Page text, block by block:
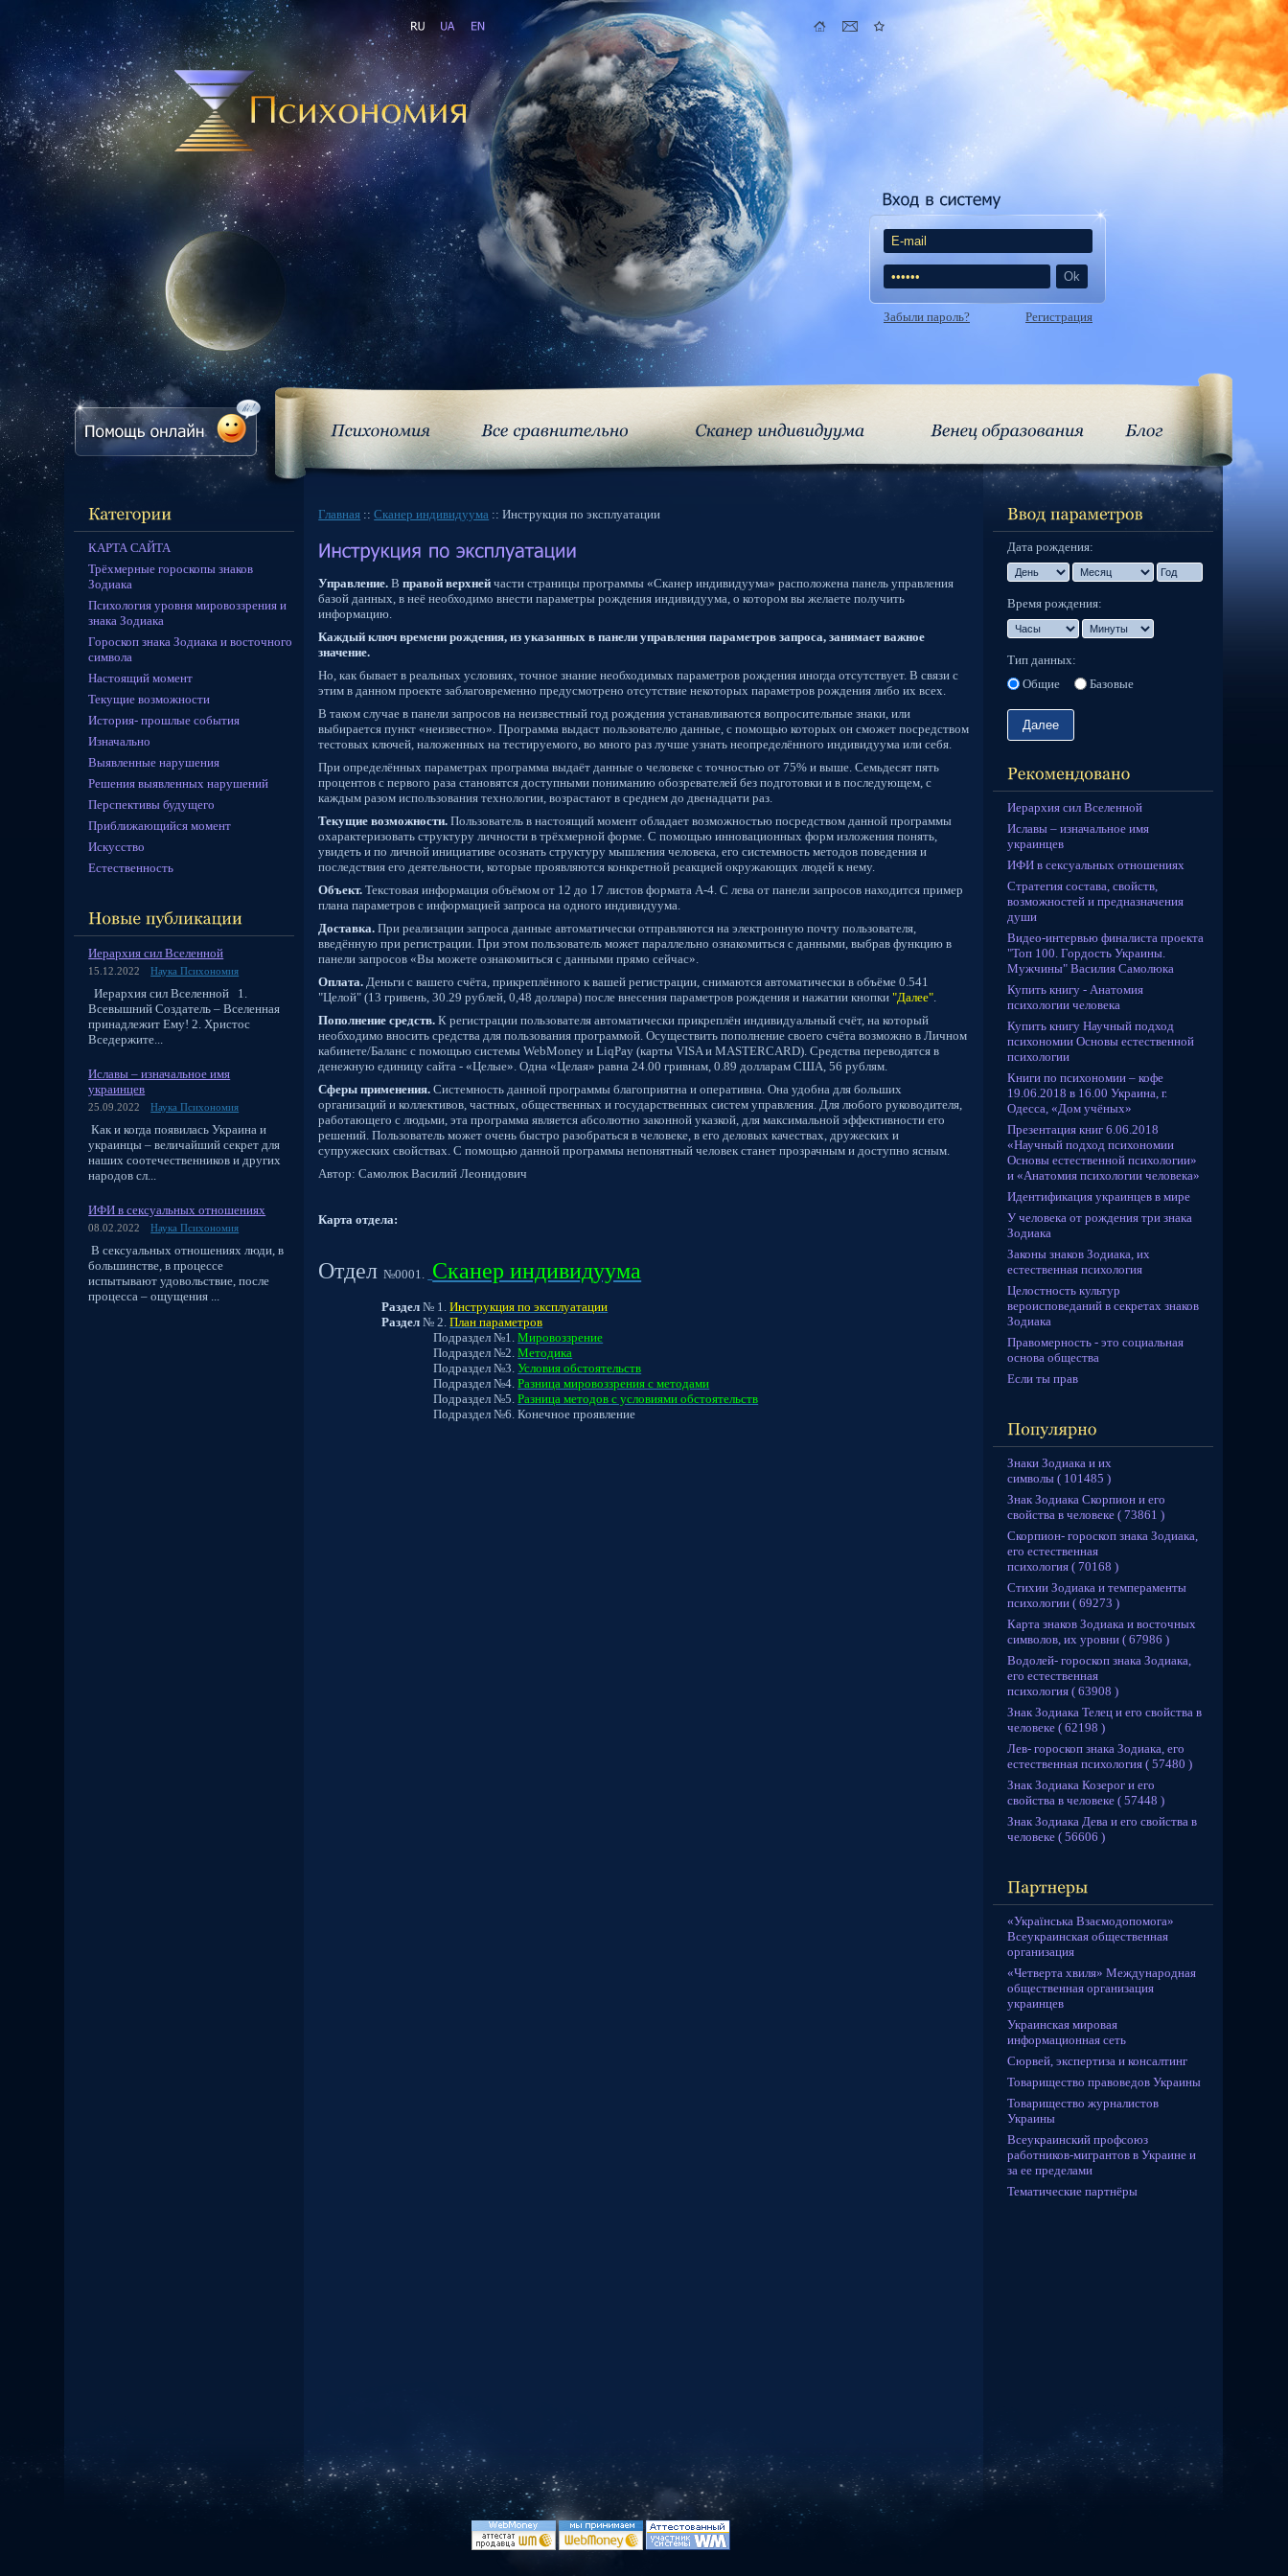
Забыли пароль? Регистрация
КАРТА САЙТА
Трёхмерные гороскопы знаков
Зодиака
Психология уровня мировоззрения и
знака Зодиака
Гороскоп знака Зодиака и восточного
символа
Настоящий момент
Текущие возможности
История- прошлые события
Изначально
Выявленные нарушения
Решения выявленных нарушений
Перспективы будущего
Приближающийся момент
Искусство
Естественность
Иерархия сил Вселенной
15.12.2022 Наука Психономия
Иерархия сил Вселенной 1.
Всевышний Создатель – Вселенная
принадлежит Ему! 2. Христос
Вседержите...
Иславы – изначальное имя
украинцев
25.09.2022 Наука Психономия
Как и когда появилась Украина и
украинцы – величайший секрет для
наших соотечественников и других
народов сл...
ИФИ в сексуальных отношениях
08.02.2022 Наука Психономия
В сексуальных отношениях люди, в
большинстве, в процессе
испытывают удовольствие, после
процесса – ощущения ...
Главная ::Сканер индивидуума :: Инструкция по эксплуатации
Управление. Вправой верхней части страницы программы «Сканер индивидуума» расположена панель управления
базой данных, в неё необходимо внести параметры рождения индивидуума, о котором вы желаете получить
информацию.
Каждый ключ времени рождения, из указанных в панели управления параметров запроса, занимает важное
значение.
Но, как бывает в реальных условиях, точное знание необходимых параметров рождения иногда отсутствует. В связи с
этим в данном проекте заблаговременно предусмотрено отсутствие некоторых параметров рождения либо их всех.
В таком случае в панели запросов на неизвестный год рождения устанавливаются вопросительные знаки, или
выбирается пункт «неизвестно». Программа выдаст пользователю данные, с помощью которых он сможет посредством
тестовых ключей, наложенных на тестируемого, во много раз лучше узнать неопределённого индивидуума или себя.
При определённых параметрах программа выдаёт данные о человеке с точностью от 75% и выше. Семьдесят пять
процентов с первого раза становятся доступными пониманию обозревателей без подготовки и в последующем, с
каждым разом использования технологии, возрастают в среднем до двенадцати раз.
Текущие возможности. Пользователь в настоящий момент обладает возможностью посредством данной программы
охарактеризовать структуру личности в трёхмерной форме. С помощью инновационных форм изложения понять,
увидеть и по личной инициативе осознать структуру мышления человека, его системность методов поведения и
последствия его деятельности, которые проявляются конкретной реакцией окружающих людей к нему.
Объект.Текстовая информация объёмом от 12 до 17 листов формата А-4. С лева от панели запросов находится пример
плана параметров с информацией запроса на одного индивидуума.
Доставка. При реализации запроса данные автоматически отправляются на электронную почту пользователя,
введённую при регистрации. При этом пользователь может параллельно ознакомиться с данными, выбрав функцию в
панели запросов «Вы можете ознакомиться с данными прямо сейчас».
Оплата. Деньги с вашего счёта, прикреплённого к вашей регистрации, снимаются автоматически в объёме 0.541
"Целой" (13 гривень, 30.29 рублей, 0,48 доллара) после внесения параметров рождения и нажатии кнопки"Далее".
Пополнение средств. К регистрации пользователя автоматически прикреплён индивидуальный счёт, на который
необходимо вносить средства для пользования программой. Осуществить пополнение своего счёта возможно в Личном
кабинете/Баланс с помощью системы WebMoney и LiqPay (карты VISA и MASTERCARD). Средства переводятся в
денежную единицу сайта - «Целые». Одна «Целая» равна 24.00 гривнам, 0.89 долларам США, 56 рублям.
Сферы применения. Системность данной программы благоприятна и оперативна. Она удобна для больших
организаций и коллективов, частных, общественных и государственных систем управления. Для любого руководителя,
работающего с людьми, эта программа является абсолютно законной указкой, для максимальной эффективности его
решений. Пользователь может очень быстро разобраться в человеке, в его деловых качествах, дружеских и
супружеских свойствах. С помощью данной программы непонятный человек станет прозрачным и доступно ясным.
Автор: Самолюк Василий Леонидович
Карта отдела:
Отдел №0001. Сканер индивидуума
Раздел № 1.Инструкция по эксплуатации
Раздел № 2.План параметров
Подраздел №1.Мировоззрение
Подраздел №2.Методика
Подраздел №3.Условия обстоятельств
Подраздел №4.Разница мировоззрения с методами
Подраздел №5.Разница методов с условиями обстоятельств
Подраздел №6. Конечное проявление
Дата рождения:
Время рождения:
Тип данных:
Общие
Базовые
Иерархия сил Вселенной
Иславы – изначальное имя
украинцев
ИФИ в сексуальных отношениях
Стратегия состава, свойств,
возможностей и предназначения
души
Видео-интервью финалиста проекта
"Топ 100. Гордость Украины.
Мужчины" Василия Самолюка
Купить книгу - Анатомия
психологии человека
Купить книгу Научный подход
психономии Основы естественной
психологии
Книги по психономии – кофе
19.06.2018 в 16.00 Украина, г.
Одесса, «Дом учёных»
Презентация книг 6.06.2018
«Научный подход психономии
Основы естественной психологии»
и «Анатомия психологии человека»
Идентификация украинцев в мире
У человека от рождения три знака
Зодиака
Законы знаков Зодиака, их
естественная психология
Целостность культур
вероисповеданий в секретах знаков
Зодиака
Правомерность - это социальная
основа общества
Если ты прав
Знаки Зодиака и их
символы ( 101485 )
Знак Зодиака Скорпион и его
свойства в человеке ( 73861 )
Скорпион- гороскоп знака Зодиака,
его естественная
психология ( 70168 )
Стихии Зодиака и темпераменты
психологии ( 69273 )
Карта знаков Зодиака и восточных
символов, их уровни ( 67986 )
Водолей- гороскоп знака Зодиака,
его естественная
психология ( 63908 )
Знак Зодиака Телец и его свойства в
человеке ( 62198 )
Лев- гороскоп знака Зодиака, его
естественная психология ( 57480 )
Знак Зодиака Козерог и его
свойства в человеке ( 57448 )
Знак Зодиака Дева и его свойства в
человеке ( 56606 )
«Українська Взаємодопомога»
Всеукраинская общественная
организация
«Четверта хвиля» Международная
общественная организация
украинцев
Украинская мировая
информационная сеть
Сюрвей, экспертиза и консалтинг
Товарищество правоведов Украины
Товарищество журналистов
Украины
Всеукраинский профсоюз
работников-мигрантов в Украине и
за ее пределами
Тематические партнёры